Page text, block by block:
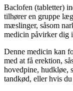
Baclofen (tabletter)
tilhører en gruppe
mæslinger, såsom
medicin påvirker dig
Denne medicin kan
med at få erektion,
hovedpine, hudkløe,
tandkød, eller hvis